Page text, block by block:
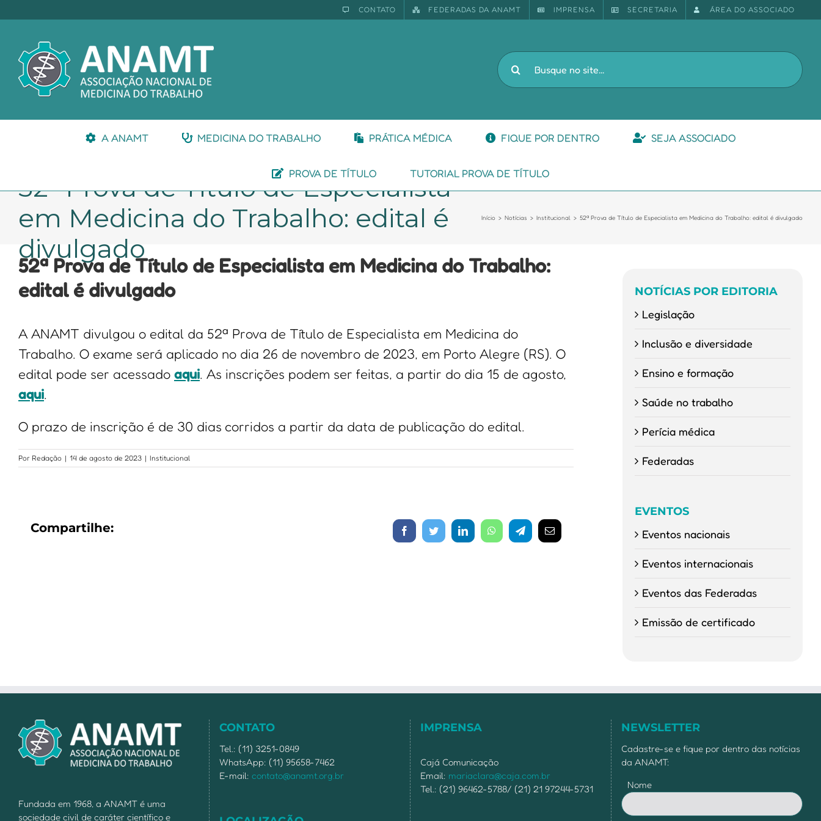
para
conteúdo
CONTATO FEDERADAS DA ANAMT IMPRENSA SECRETARIA ÁREA DO ASSOCIADO
Buscar
resultados
para:
A ANAMT MEDICINA DO TRABALHO PRÁTICA MÉDICA FIQUE POR DENTRO SEJA ASSOCIADO
PROVA DE TÍTULO TUTORIAL PROVA DE TÍTULO
52ª Prova de Título de Especialista
em Medicina do Trabalho: edital é
divulgado
Início Notícias Institucional 52ª Prova de Título de Especialista em Medicina do Trabalho: edital é divulgado
52ª Prova de Título de Especialista em Medicina do Trabalho:
edital é divulgado
A ANAMT divulgou o edital da 52ª Prova de Título de Especialista em Medicina do
Trabalho. O exame será aplicado no dia 26 de novembro de 2023, em Porto Alegre (RS). O
edital pode ser acessado aqui. As inscrições podem ser feitas, a partir do dia 15 de agosto,
aqui.
O prazo de inscrição é de 30 dias corridos a partir da data de publicação do edital.
Por Redação | 14 de agosto de 2023 | Institucional
Compartilhe: FacebookTwitterLinkedInWhatsAppTelegram
E-
mail
NOTÍCIAS POR EDITORIA
Legislação
Inclusão e diversidade
Ensino e formação
Saúde no trabalho
Perícia médica
Federadas
EVENTOS
Eventos nacionais
Eventos internacionais
Eventos das Federadas
Emissão de certificado
Fundada em 1968, a ANAMT é uma
sociedade civil de caráter científico e
CONTATO
Tel.: (11) 3251-0849
WhatsApp: (11) 95658-7462
E-mail: contato@anamt.org.br
IMPRENSA
Cajá Comunicação
Email: mariaclara@caja.com.br
Tel.: (21) 96462-5788/ (21) 21 97244-5731
NEWSLETTER
Cadastre-se e fique por dentro das notícias
da ANAMT:
Nome